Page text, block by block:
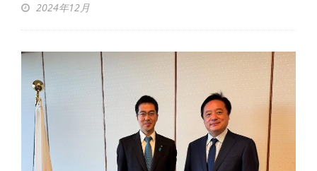
2024年12月